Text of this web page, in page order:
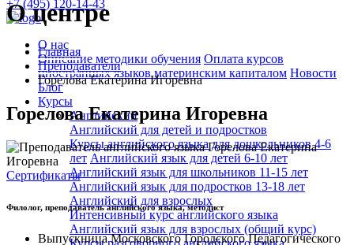
+7 (495) 120-14-43
О нас
Описание методики обучения Оплата курсов
иностранных языков материнским капиталом Новости
Блог
Курсы
Английский
Английский для детей и подростков
Курсы английского языка для дошкольников 4-6
лет Английский язык для детей 6-10 лет
Английский язык для школьников 11-15 лет
Английский язык для подростков 13-18 лет
Английский для взрослых
Интенсивный курс английского языка
Английский язык для взрослых (общий курс)
О центре
Главная
Преподаватели
Горелова Екатерина Игоревна
Горелова Екатерина Игоревна
Сертификаты
Филолог, преподаватель английского языка, методист
Выпускница Московского Городского Педагогического